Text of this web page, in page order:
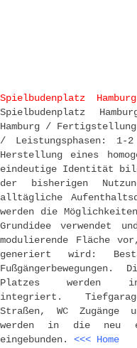
Spielbudenplatz Hamburg
Spielbudenplatz
Hamburg /
/ Leistungsphasen:
Herstellung eines
eindeutige Identität
der bisherigen
alltägliche
werden die
Grundidee verwendet
modulierende Fläche
generiert wird:
Platzes werden
integriert.
Straßen, WC Zugänge
werden in die neu
eingebunden. <<< Home